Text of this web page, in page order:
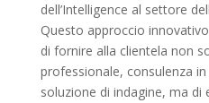
dell’Intelligence al settore
Questo approccio
di fornire alla clientela non
professionale, consulenza
soluzione di indagine, ma di